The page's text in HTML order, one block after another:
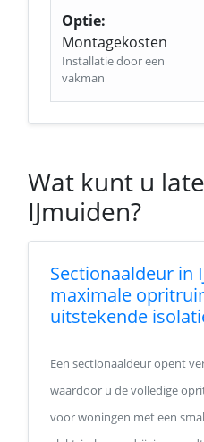
Optie:
Montagekosten
Installatie door een
vakman
Wat kunt u
IJmuiden?
Sectionaaldeur in
maximale
uitstekende
Een sectionaaldeur opent
waardoor u de volledige
voor woningen met een